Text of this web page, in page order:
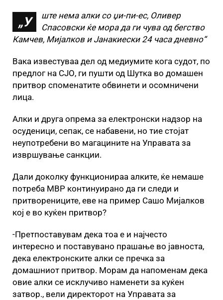
„У
ште нема алки со џи-пи-ес, Оливер
Спасовски ќе мора да ги чува од бегство
Камчев, Мијалков и Јанакиески 24 часа дневно“
Вака известуваа дел од медиумите кога судот, по
предлог на СЈО, ги пушти од Шутка во домашен
притвор споменатите обвинети и осомничени
лица.
Алки и друга опрема за електронски надзор на
осуденици, сепак, се набавени, но тие стојат
неупотребени во магацините на Управата за
извршување санкции.
Дали доколку функционираа алките, ќе немаше
потреба МВР континуирано да ги следи и
притворениците, еве на пример Сашо Мијалков
кој е во куќен притвор?
-Претпоставувам дека тоа е и најчесто
интересно и поставувано прашање во јавноста,
дека електронските алки се пречка за
домашниот притвор. Морам да напоменам дека
овие алки се исклучиво наменети за куќен
затвор., вели директорот на Управата за